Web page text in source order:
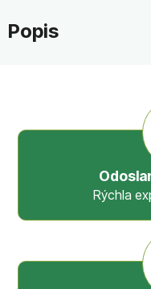
Popis
Rýchla